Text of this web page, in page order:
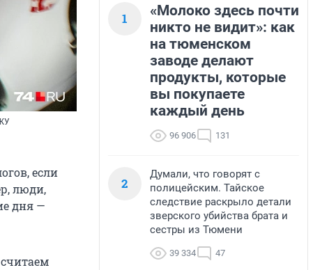
если
люди,
дня —
1
«Молоко здесь почти
никто не видит»: как
на тюменском
заводе делают
продукты, которые
вы покупаете
каждый день
96 906 131
2
Думали, что говорят с
полицейским. Тайское
следствие раскрыло детали
зверского убийства брата и
сестры из Тюмени
39 334 47